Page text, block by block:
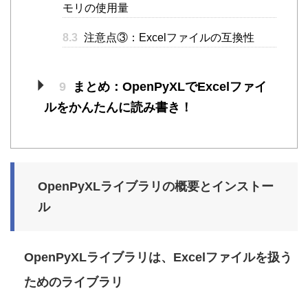
モリの使用量
8.3 注意点③：Excelファイルの互換性
9
まとめ：OpenPyXLでExcelファイ
ルをかんたんに読み書き！
OpenPyXLライブラリの概要とインストー
ル
OpenPyXLライブラリは、Excelファイルを扱う
ためのライブラリ